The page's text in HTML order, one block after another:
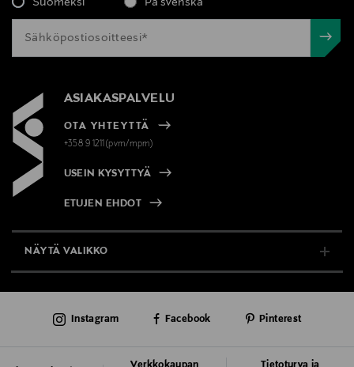
ASIAKASPALVELU
OTA YHTEYTTÄ
+358 9 1211(pvm/mpm)
USEIN KYSYTTYÄ
ETUJEN EHDOT
NÄYTÄ VALIKKO
AJANKOHTAISTA
Instagram Facebook Pinterest